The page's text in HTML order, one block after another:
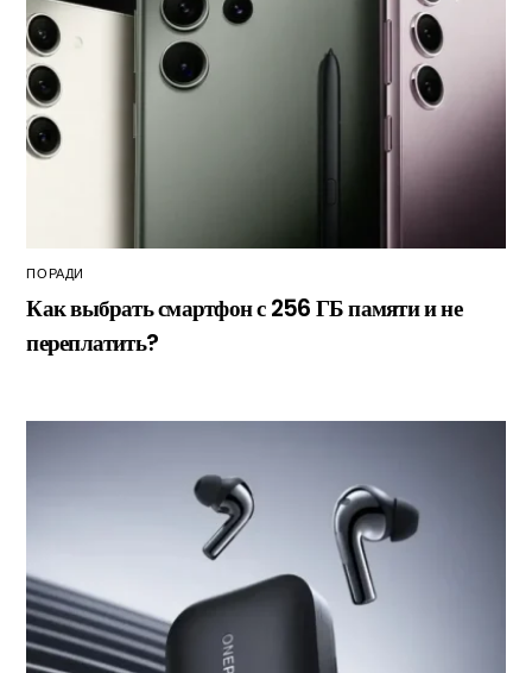
ПОРАДИ
Как выбрать смартфон с 256 ГБ памяти и не
переплатить?